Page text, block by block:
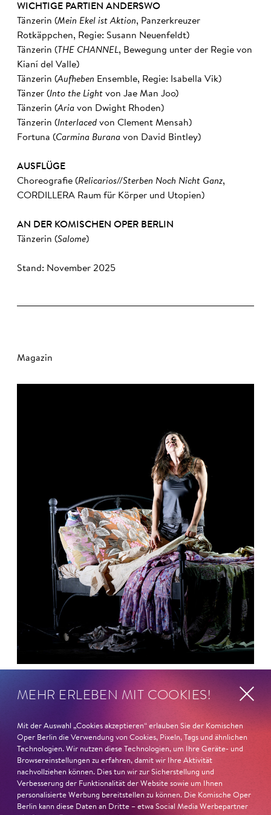
WICHTIGE PARTIEN ANDERSWO
Tänzerin (Mein Ekel ist Aktion, Panzerkreuzer
Rotkäppchen, Regie: Susann Neuenfeldt)
Tänzerin (THE CHANNEL, Bewegung unter der Regie von
Kianí del Valle)
Tänzerin (Aufheben Ensemble, Regie: Isabella Vik)
Tänzer (Into the Light von Jae Man Joo)
Tänzerin (Aria von Dwight Rhoden)
Tänzerin (Interlaced von Clement Mensah)
Fortuna (Carmina Burana von David Bintley)
AUSFLÜGE
Choreografie (Relicarios//Sterben Noch Nicht Ganz,
CORDILLERA Raum für Körper und Utopien)
AN DER KOMISCHEN OPER BERLIN
Tänzerin (Salome)
Stand: November 2025
Magazin
Ambur Braid für DER FAUST
nominiert
Ambur Braidist für den Deutschen Theaterpreis DER
FAUST nominiert in der Kategorie »Darsteller:in
Musiktheater«. Ihr eindrucksvolles Rollendebüt als
Katerina Lwowna Ismailowa in Barrie KoskysLady
MEHR ERLEBEN MIT COOKIES!
Mit der Auswahl „Cookies akzeptieren“ erlauben Sie der Komischen
Oper Berlin die Verwendung von Cookies, Pixeln, Tags und ähnlichen
Technologien. Wir nutzen diese Technologien, um Ihre Geräte- und
Browsereinstellungen zu erfahren, damit wir Ihre Aktivität
nachvollziehen können. Dies tun wir zur Sicherstellung und
Verbesserung der Funktionalität der Website sowie um Ihnen
personalisierte Werbung bereitstellen zu können. Die Komische Oper
Berlin kann diese Daten an Dritte – etwa Social Media Werbepartner